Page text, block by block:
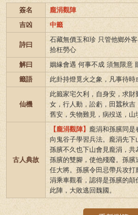
簽名
龐涓觀陣
吉凶
中籤
詩曰
石藏無價玉和珍 只管他鄉外
拾枉勞心
解曰
姻緣會遇 何事不成 須無限意
籤語
此卦持燈覓火之象，凡事待時
仙機
此籤家宅欠利，自身安，求
女，行人動，訟虧，田蠶秋
舊安，失物難見，病歿送，山
古人典故
【龐涓觀陣】 龐涓和孫臏同是
向鬼谷子學習兵法。龐涓先下
孫臏不久也下山會見龐涓，共
孫臏的雙腳，使他殘廢。孫
任大將。孫臏令田忌帶兵攻
涓乘車觀看，認得是孫臏的顛
此陣，大敗逃回魏國。